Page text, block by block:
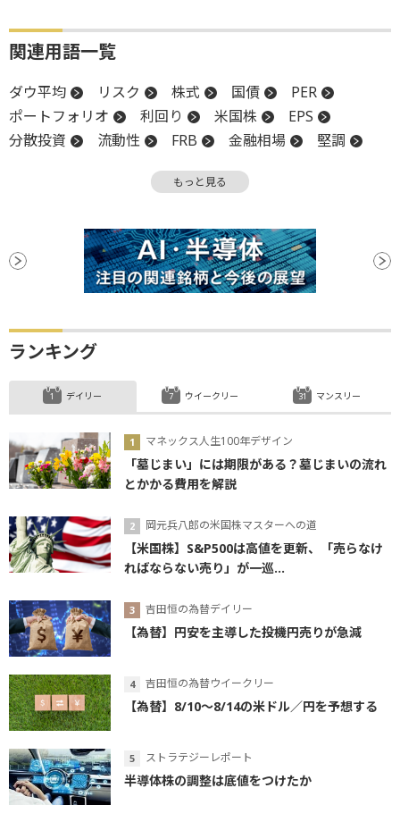
関連用語一覧
ダウ平均 リスク 株式 国債
PER
ポートフォリオ
利回り 米国株
EPS
分散投資
流動性 FRB 金融相場
堅調
もっと見る
ランキング
デイリー
マネックス人生100年デザイン
「墓じまい」には期限がある？墓じまいの流れ
とかかる費用を解説
岡元兵八郎の米国株マスターへの道
【米国株】S&P500は高値を更新、「売らなけ
ればならない売り」が一巡...
吉田恒の為替デイリー
【為替】円安を主導した投機円売りが急減
吉田恒の為替ウイークリー
【為替】8/10～8/14の米ドル／円を予想する
ストラテジーレポート
半導体株の調整は底値をつけたか
ウイークリー マンスリー